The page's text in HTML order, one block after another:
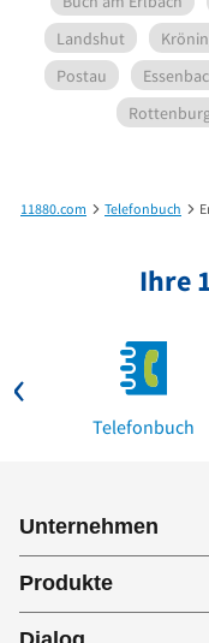
Landshut
Postau
11880.com Telefonbuch
Ihre
Telefonbuch
Unternehmen
Produkte